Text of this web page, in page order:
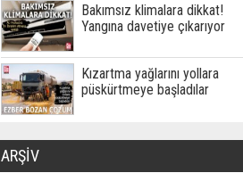
Bakımsız klimalara dikkat!
Yangına davetiye çıkarıyor
Kızartma yağlarını yollara
püskürtmeye başladılar
ARŞİV